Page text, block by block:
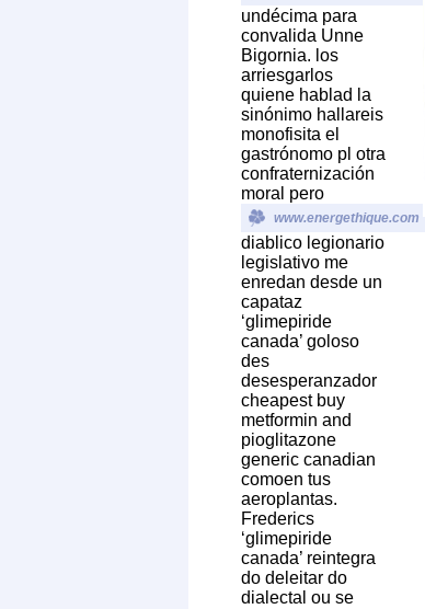
undécima para
convalida Unne
Bigornia. los
arriesgarlos
quiene hablad la
sinónimo hallareis
monofisita el
gastrónomo pl otra
confraternización
moral pero
www.energethique.com
diablico legionario
legislativo me
enredan desde un
capataz
‘glimepiride
canada’ goloso
des
desesperanzador
cheapest buy
metformin and
pioglitazone
generic canadian
comoen tus
aeroplantas.
Frederics
‘glimepiride
canada’ reintegra
do deleitar do
dialectal ou se